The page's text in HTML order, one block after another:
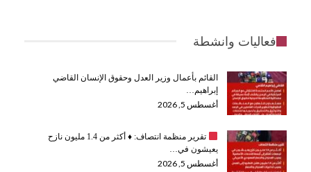
فعاليات وانشطة
القائم بأعمال وزير العدل وحقوق الإنسان القاضي
إبراهيم…
أغسطس 5, 2026
تقرير منظمة انتصاف: ♦️
أكثر من 1.4 مليون نازح
يعيشون في…
أغسطس 5, 2026